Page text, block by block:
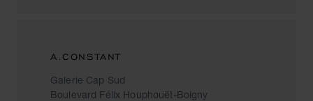
A.CONSTANT
Galerie Cap Sud
Boulevard Félix Houphouët-Boigny